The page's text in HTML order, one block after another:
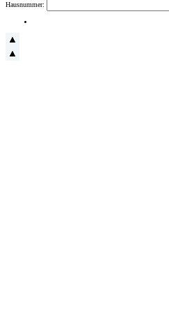
Hausnummer: